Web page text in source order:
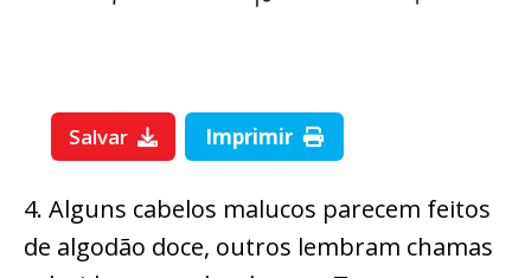
Salvar Imprimir
4. Alguns cabelos malucos parecem feitos
de algodão doce, outros lembram chamas